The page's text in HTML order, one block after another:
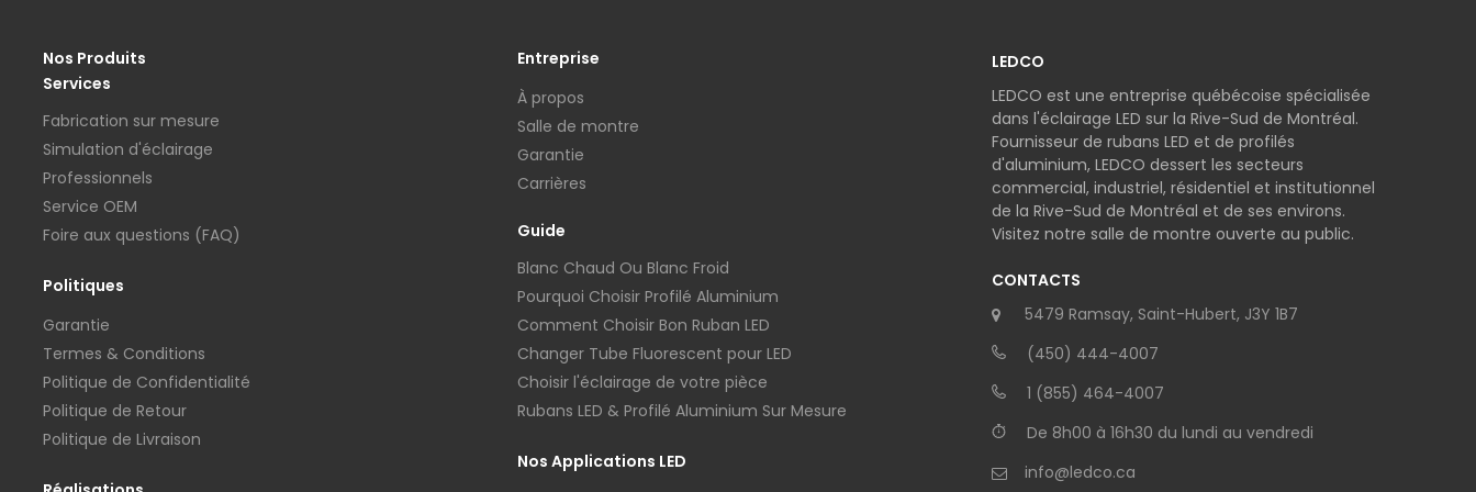
Nos Produits
Services
Fabrication sur mesure
Simulation d'éclairage
Professionnels
Service OEM
Foire aux questions (FAQ)
Politiques
Garantie
Termes & Conditions
Politique de Confidentialité
Politique de Retour
Politique de Livraison
Entreprise
À propos
Salle de montre
Garantie
Carrières
Guide
Blanc Chaud Ou Blanc Froid
Pourquoi Choisir Profilé Aluminium
Comment Choisir Bon Ruban LED
Changer Tube Fluorescent pour LED
Choisir l'éclairage de votre pièce
Rubans LED & Profilé Aluminium Sur Mesure
Nos Applications LED
LEDCO
LEDCO est une entreprise québécoise spécialisée
dans l'éclairage LED sur la Rive-Sud de Montréal.
Fournisseur de rubans LED et de profilés
d'aluminium, LEDCO dessert les secteurs
commercial, industriel, résidentiel et institutionnel
de la Rive-Sud de Montréal et de ses environs.
Visitez notre salle de montre ouverte au public.
CONTACTS
5479 Ramsay, Saint-Hubert, J3Y 1B7
(450) 444-4007
1 (855) 464-4007
De 8h00 à 16h30 du lundi au vendredi
info@ledco.ca